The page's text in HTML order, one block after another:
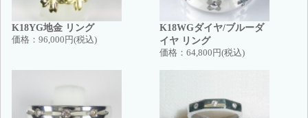
K18YG地金 リング
価格： 96,000円(税込)
K18WGダイヤ/ブルーダ
イヤ リング
価格： 64,800円(税込)